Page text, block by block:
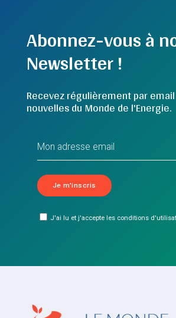
Abonnez-vous à
Newsletter !
Recevez régulièrement par
nouvelles du Monde de l'Energie.
J'ai lu et j'accepte les conditions